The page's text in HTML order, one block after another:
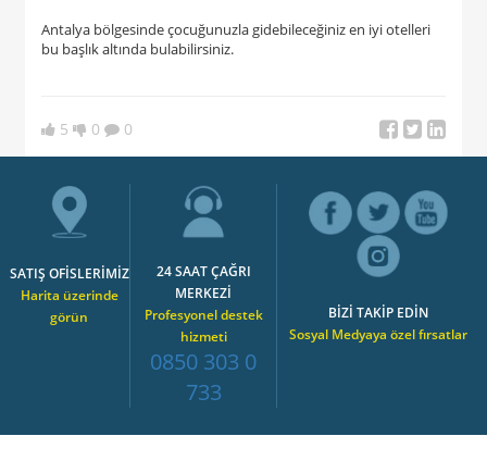
Antalya bölgesinde çocuğunuzla gidebileceğiniz en iyi otelleri
bu başlık altında bulabilirsiniz.
5 0 0
SATIŞ OFİSLERİMİZ
Harita üzerinde
görün
24 SAAT ÇAĞRI
MERKEZİ
Profesyonel destek
hizmeti
0850 303 0
733
BİZİ TAKİP EDİN
Sosyal Medyaya özel fırsatlar